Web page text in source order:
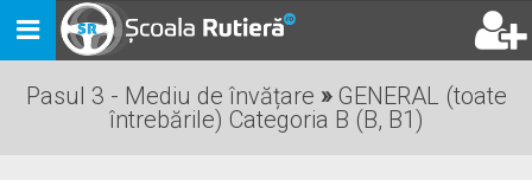
Toggle
navigation
Pasul 3 - Mediu de învățare »GENERAL (toate
întrebările) Categoria B (B, B1)